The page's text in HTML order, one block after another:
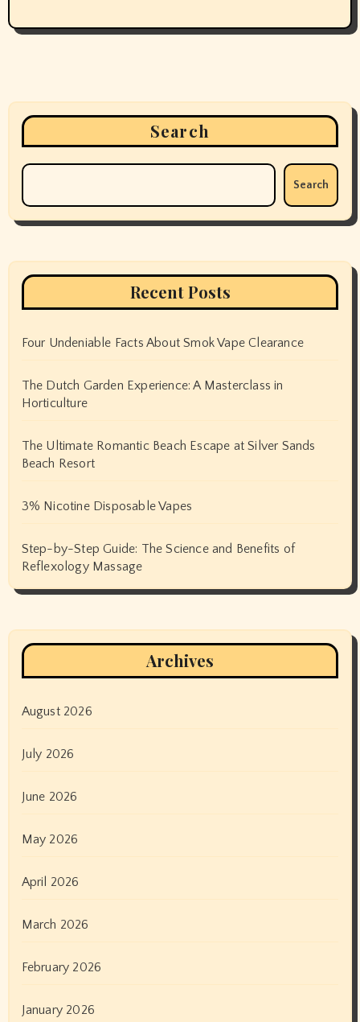
Search
Search
Recent Posts
Four Undeniable Facts About Smok Vape Clearance
The Dutch Garden Experience: A Masterclass in
Horticulture
The Ultimate Romantic Beach Escape at Silver Sands
Beach Resort
3% Nicotine Disposable Vapes
Step-by-Step Guide: The Science and Benefits of
Reflexology Massage
Archives
August 2026
July 2026
June 2026
May 2026
April 2026
March 2026
February 2026
January 2026